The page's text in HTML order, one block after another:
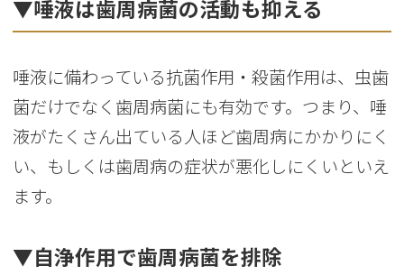
▼唾液は歯周病菌の活動も抑える
唾液に備わっている抗菌作用・殺菌作用は、虫歯
菌だけでなく歯周病菌にも有効です。つまり、唾
液がたくさん出ている人ほど歯周病にかかりにく
い、もしくは歯周病の症状が悪化しにくいといえ
ます。
▼自浄作用で歯周病菌を排除